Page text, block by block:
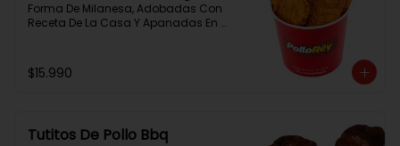
Forma De Milanesa, Adobadas Con
Receta De La Casa Y Apanadas En
$15.990
Tutitos De Pollo Bbq